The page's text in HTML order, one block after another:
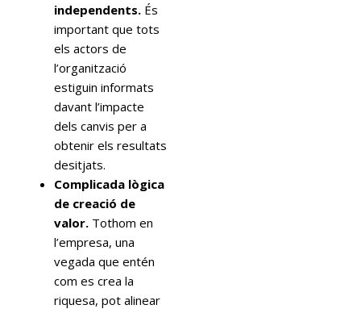
independents. És
important que tots
els actors de
l’organització
estiguin informats
davant l’impacte
dels canvis per a
obtenir els resultats
desitjats.
Complicada lògica
de creació de
valor.Tothom en
l’empresa, una
vegada que entén
com es crea la
riquesa, pot alinear